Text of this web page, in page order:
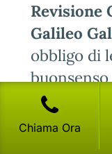
Revisione
Galileo
obbligo di
buonsenso
Sicuramente
Caldaia
Chiama Ora